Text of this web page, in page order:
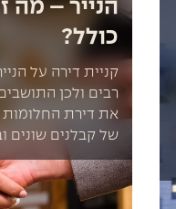
הנייר – מה
כולל?
קניית דירה על
רבים ולכן
את דירת
של קבלנים שונים